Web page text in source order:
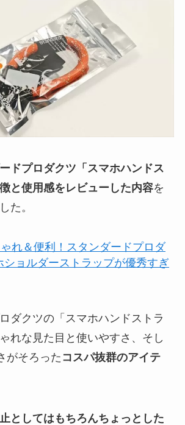
ドプロダクツ「スマホハンドス
と使用感をレビューした内容を
た。
れ＆便利！スタンダードプロダ
ショルダーストラップが優秀すぎ
ダクツの「スマホハンドストラ
れな見た目と使いやすさ、そし
がそろった コスパ抜群のアイテ
としてはもちろんちょっとした